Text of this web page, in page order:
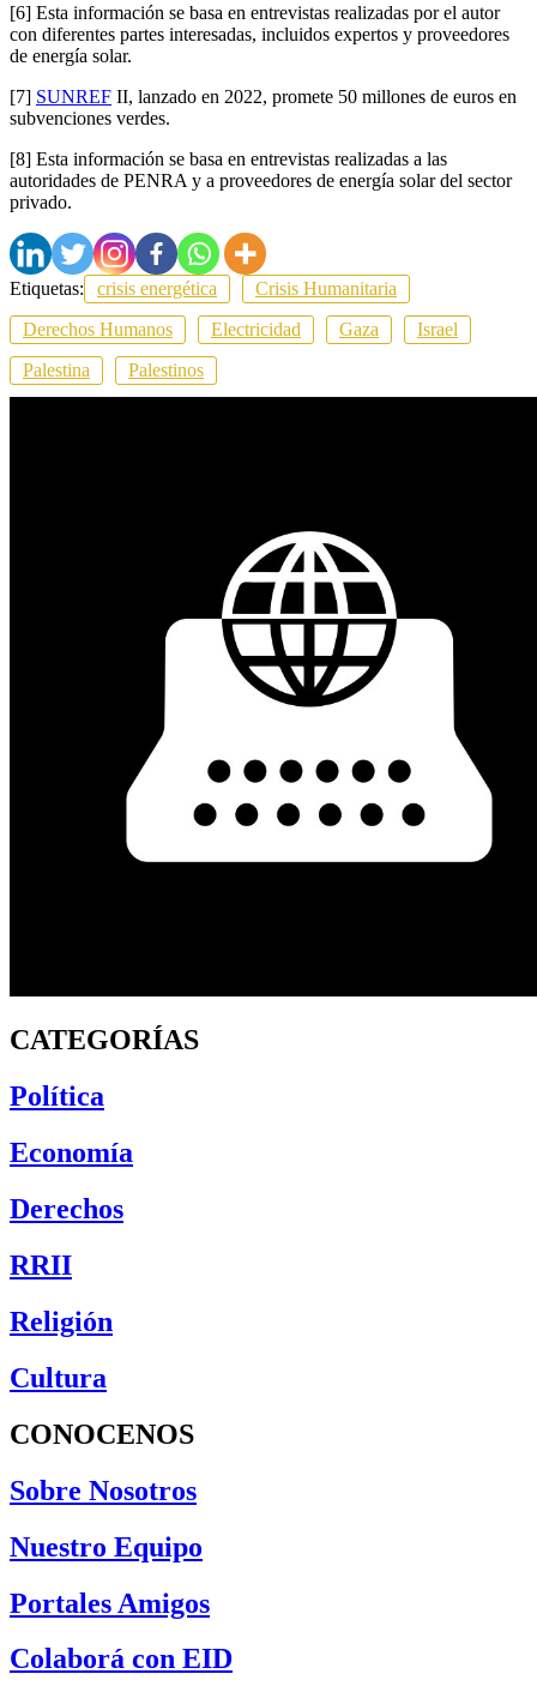
[6] Esta información se basa en entrevistas realizadas por el autor
con diferentes partes interesadas, incluidos expertos y proveedores
de energía solar.
[7] SUNREF II, lanzado en 2022, promete 50 millones de euros en
subvenciones verdes.
[8] Esta información se basa en entrevistas realizadas a las
autoridades de PENRA y a proveedores de energía solar del sector
privado.
Etiquetas: crisis energética
Crisis Humanitaria
Derechos Humanos
Electricidad Gaza
Israel
Palestina
Palestinos
CATEGORÍAS
Política
Economía
Derechos
RRII
Religión
Cultura
CONOCENOS
Sobre Nosotros
Nuestro Equipo
Portales Amigos
Colaborá con EID